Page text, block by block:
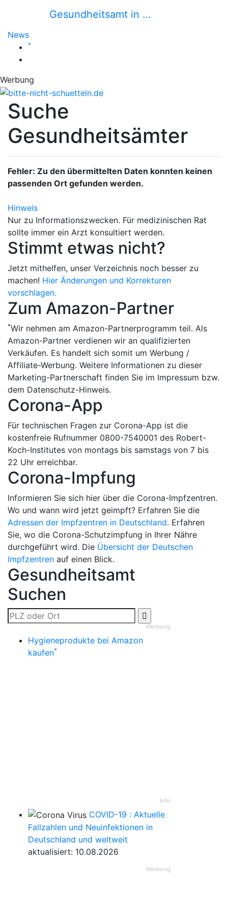
Gesundheitsamt in …
News
*
Werbung
Suche
Gesundheitsämter
Fehler: Zu den übermittelten Daten konnten keinen
passenden Ort gefunden werden.
Hinweis
Nur zu Informationszwecken. Für medizinischen Rat
sollte immer ein Arzt konsultiert werden.
Stimmt etwas nicht?
Jetzt mithelfen, unser Verzeichnis noch besser zu
machen! Hier Änderungen und Korrekturen
vorschlagen.
Zum Amazon-Partner
*Wir nehmen am Amazon-Partnerprogramm teil. Als
Amazon-Partner verdienen wir an qualifizierten
Verkäufen. Es handelt sich somit um Werbung /
Affiliate-Werbung. Weitere Informationen zu dieser
Marketing-Partnerschaft finden Sie im Impressum bzw.
dem Datenschutz-Hinweis.
Corona-App
Für technischen Fragen zur Corona-App ist die
kostenfreie Rufnummer 0800-7540001 des Robert-
Koch-Institutes von montags bis samstags von 7 bis
22 Uhr erreichbar.
Corona-Impfung
Informieren Sie sich hier über die Corona-Impfzentren.
Wo und wann wird jetzt geimpft? Erfahren Sie die
Adressen der Impfzentren in Deutschland. Erfahren
Sie, wo die Corona-Schutzimpfung in Ihrer Nähre
durchgeführt wird. Die Übersicht der Deutschen
Impfzentren auf einen Blick.
Gesundheitsamt
Suchen
Werbung
Hygieneprodukte bei Amazon
kaufen*
Info
COVID-19 : Aktuelle
Fallzahlen und Neuinfektionen in
Deutschland und weltweit
aktualisiert: 10.08.2026
Werbung